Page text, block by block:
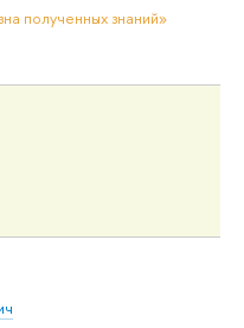
полученных знаний»